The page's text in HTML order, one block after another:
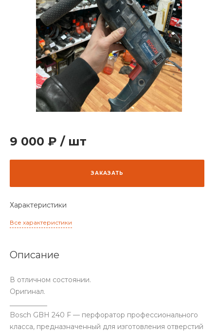
9 000 ₽ / шт
ЗАКАЗАТЬ
Характеристики
Все характеристики
Описание
В отличном состоянии.
Оригинал.
Bosch GBH 240 F — перфоратор профессионального
класса, предназначенный для изготовления отверстий